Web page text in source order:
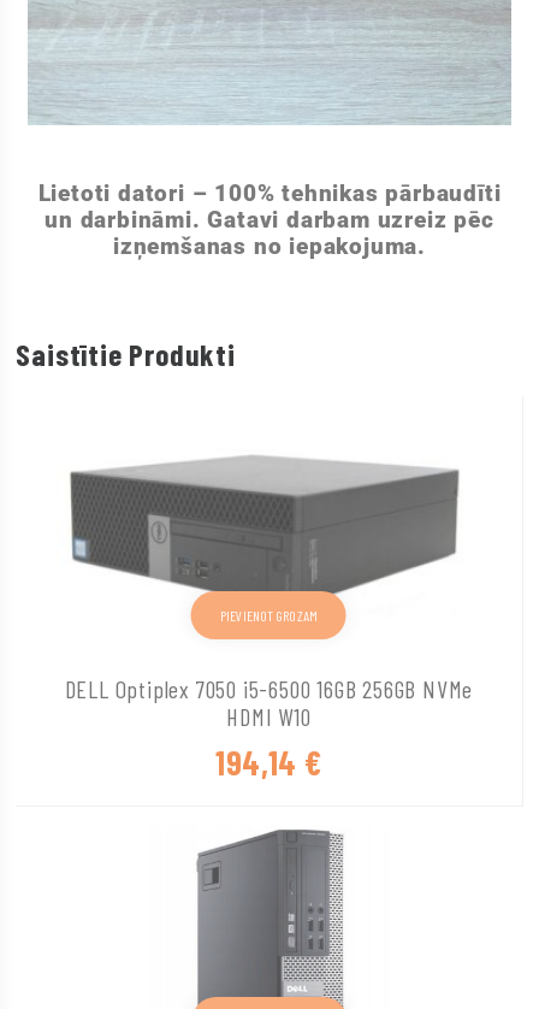
Lietoti datori – 100% tehnikas pārbaudīti
un darbināmi. Gatavi darbam uzreiz pēc
izņemšanas no iepakojuma.
Saistītie Produkti
DELL Optiplex 7050 i5-6500 16GB 256GB NVMe
HDMI W10
194,14 €
PIEVIENOT GROZAM